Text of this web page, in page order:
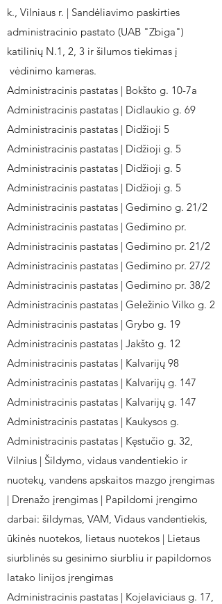
k., Vilniaus r. | Sandėliavimo paskirties
administracinio pastato (UAB "Zbiga")
katilinių N.1, 2, 3 ir šilumos tiekimas į
vėdinimo kameras.
Administracinis pastatas | Bokšto g. 10-7a
Administracinis pastatas | Didlaukio g. 69
Administracinis pastatas | Didžioji 5
Administracinis pastatas | Didžioji g. 5
Administracinis pastatas | Didžioji g. 5
Administracinis pastatas | Didžioji g. 5
Administracinis pastatas | Gedimino g. 21/2
Administracinis pastatas | Gedimino pr.
Administracinis pastatas | Gedimino pr. 21/2
Administracinis pastatas | Gedimino pr. 27/2
Administracinis pastatas | Gedimino pr. 38/2
Administracinis pastatas | Geležinio Vilko g. 2
Administracinis pastatas | Grybo g. 19
Administracinis pastatas | Jakšto g. 12
Administracinis pastatas | Kalvarijų 98
Administracinis pastatas | Kalvarijų g. 147
Administracinis pastatas | Kalvarijų g. 147
Administracinis pastatas | Kaukysos g.
Administracinis pastatas | Kęstučio g. 32,
Vilnius | Šildymo, vidaus vandentiekio ir
nuotekų, vandens apskaitos mazgo įrengimas
| Drenažo įrengimas | Papildomi įrengimo
darbai: šildymas, VAM, Vidaus vandentiekis,
ūkinės nuotekos, lietaus nuotekos | Lietaus
siurblinės su gesinimo siurbliu ir papildomos
latako linijos įrengimas
Administracinis pastatas | Kojelaviciaus g. 17,